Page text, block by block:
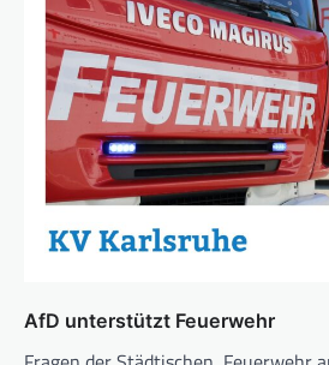
AfD unterstützt Feuerwehr